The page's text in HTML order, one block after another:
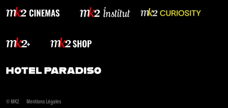
© MK2 Mentions Légales